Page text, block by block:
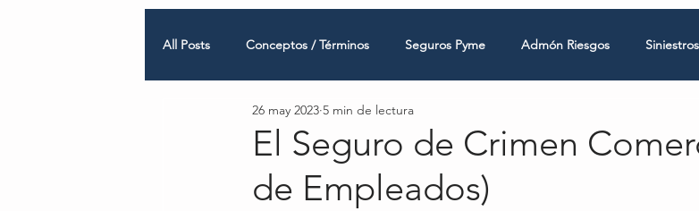
All Posts Conceptos / Términos Seguros Pyme Admón Riesgos Siniestros
Empresas Medianas y Grandes Responsabilidad Civil
El Seguro de Crimen
de Empleados)
26 may 2023 5 min de lectura